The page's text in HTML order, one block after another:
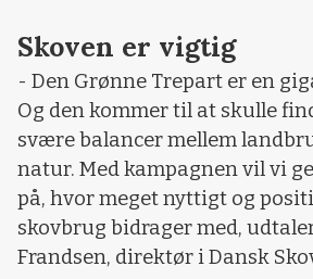
Skoven er vigtig
- Den Grønne Trepart er en
Og den kommer til at skulle
svære balancer mellem
natur. Med kampagnen vil vi
på, hvor meget nyttigt og
skovbrug bidrager med,
Frandsen, direktør i Dansk